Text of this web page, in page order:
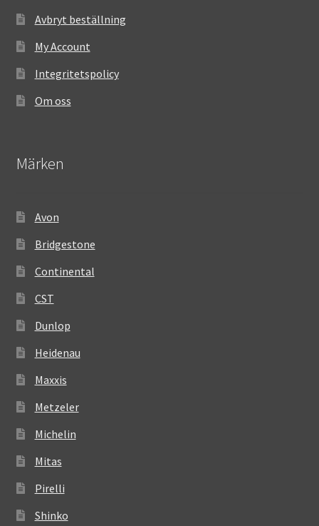
Avbryt beställning
My Account
Integritetspolicy
Om oss
Märken
Avon
Bridgestone
Continental
CST
Dunlop
Heidenau
Maxxis
Metzeler
Michelin
Mitas
Pirelli
Shinko